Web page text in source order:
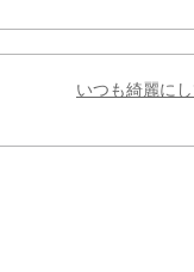
いつも綺麗に